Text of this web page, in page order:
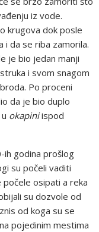
iz vode.
krugova dok posle
i da se riba zamorila.
je bio jedan manji
i svom snagom
Po proceni
da je bio duplo
okapiniispod
ih godina prošlog
su počeli vaditi
počele osipati a reka
su dozvole od
od koga su se
pojedinim mestima